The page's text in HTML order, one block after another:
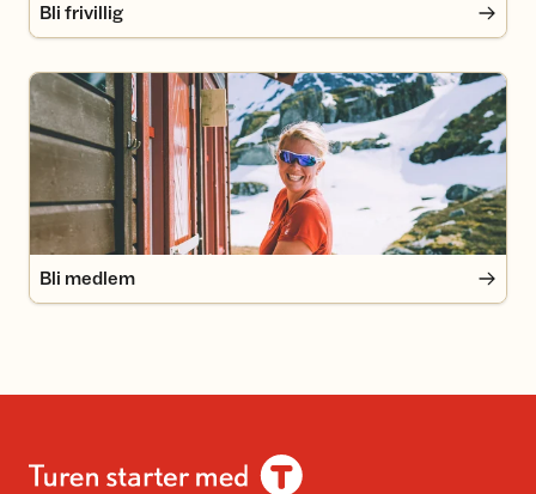
Bli frivillig
Bli medlem
Bli medlem